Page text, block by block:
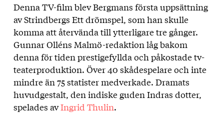
Om
filmen
Denna TV-film blev Bergmans första uppsättning
av Strindbergs Ett drömspel, som han skulle
komma att återvända till ytterligare tre gånger.
Gunnar Olléns Malmö-redaktion låg bakom
denna för tiden prestigefyllda och påkostade tv-
teaterproduktion. Över 40 skådespelare och inte
mindre än 75 statister medverkade. Dramats
huvudgestalt, den indiske guden Indras dotter,
spelades avIngrid Thulin.